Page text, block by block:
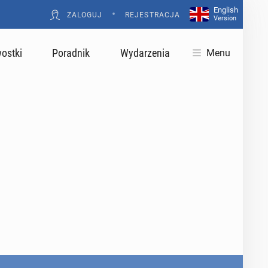
ZALOGUJ • REJESTRACJA
English
Version
Poradnik Wydarzenia Menu